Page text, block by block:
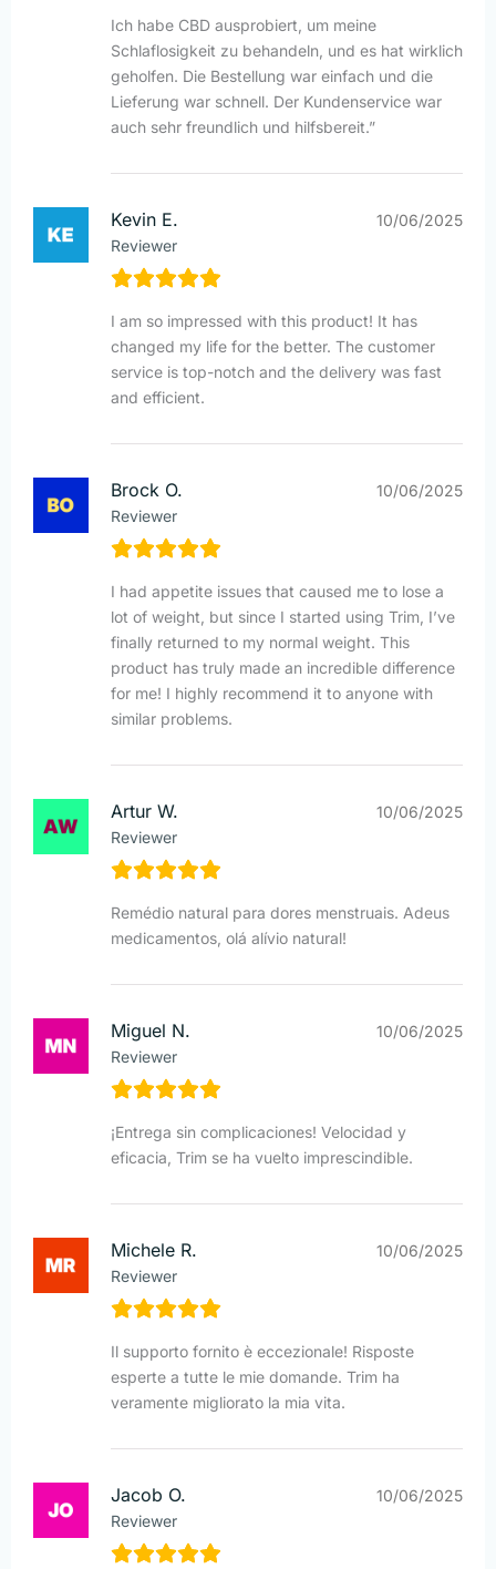
Ich habe CBD ausprobiert, um meine
Schlaflosigkeit zu behandeln, und es hat wirklich
geholfen. Die Bestellung war einfach und die
Lieferung war schnell. Der Kundenservice war
auch sehr freundlich und hilfsbereit.”
Kevin E.
Reviewer
10/06/2025
I am so impressed with this product! It has
changed my life for the better. The customer
service is top-notch and the delivery was fast
and efficient.
Brock O.
Reviewer
10/06/2025
I had appetite issues that caused me to lose a
lot of weight, but since I started using Trim, I’ve
finally returned to my normal weight. This
product has truly made an incredible difference
for me! I highly recommend it to anyone with
similar problems.
Artur W.
Reviewer
10/06/2025
Remédio natural para dores menstruais. Adeus
medicamentos, olá alívio natural!
Miguel N.
Reviewer
10/06/2025
¡Entrega sin complicaciones! Velocidad y
eficacia, Trim se ha vuelto imprescindible.
Michele R.
Reviewer
10/06/2025
Il supporto fornito è eccezionale! Risposte
esperte a tutte le mie domande. Trim ha
veramente migliorato la mia vita.
Jacob O.
Reviewer
10/06/2025